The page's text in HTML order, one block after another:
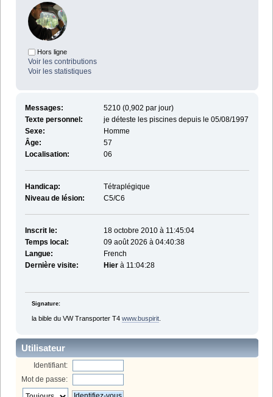
Hors ligne
Voir les contributions
Voir les statistiques
Messages:
5210 (0,902 par jour)
Texte personnel:
je déteste les piscines depuis le 05/08/1997
Sexe:
Homme
Âge:
57
Localisation:
06
Handicap:
Tétraplégique
Niveau de lésion:
C5/C6
Inscrit le:
18 octobre 2010 à 11:45:04
Temps local:
09 août 2026 à 04:40:38
Langue:
French
Dernière visite:
Hierà 11:04:28
Signature:
la bible du VW Transporter T4 www.buspirit.
Utilisateur
Identifiant:
Mot de passe: